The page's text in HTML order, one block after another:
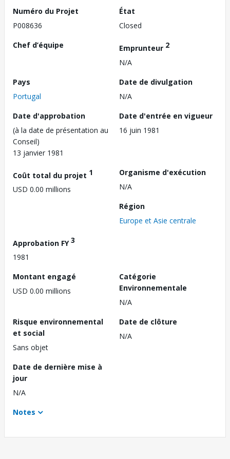
Numéro du Projet
P008636
État
Closed
Chef d’équipe
Emprunteur 2
N/A
Pays
Portugal
Date de divulgation
N/A
Date d'approbation
(à la date de présentation au
Conseil)
13 janvier 1981
Date d'entrée en vigueur
16 juin 1981
Coût total du projet 1
USD 0.00 millions
Organisme d'exécution
N/A
Région
Europe et Asie centrale
Approbation FY3
1981
Montant engagé
USD 0.00 millions
Catégorie
Environnementale
N/A
Risque environnemental
et social
Sans objet
Date de clôture
N/A
Date de dernière mise à
jour
N/A
Notes